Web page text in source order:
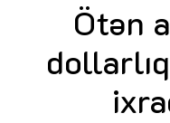
Ötən